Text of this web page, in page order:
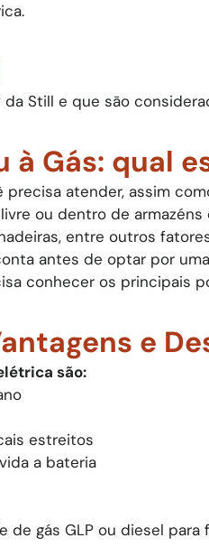
da Still e que são
Gás: qual
atender, assim
ou dentro de
entre outros
antes de optar por
conhecer os principais
e
são:
estreitos
a bateria
de gás GLP ou diesel para